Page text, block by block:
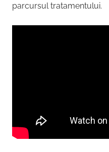
parcursul tratamentului.